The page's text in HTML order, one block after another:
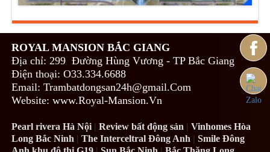
ROYAL MANSION BẮC GIANG
Địa chỉ: 299 Đường Hùng Vương - TP Bắc Giang
Điện thoại: O33.334.6688
Email: Trambatdongsan24h@gmail.Com
Website: www.Royal-Mansion.Vn
Pearl rivera Hà Nội |Review bất động sản |Vinhomes Hòa
Long Bắc Ninh |The Interceltral Đông Anh |Smile Đông